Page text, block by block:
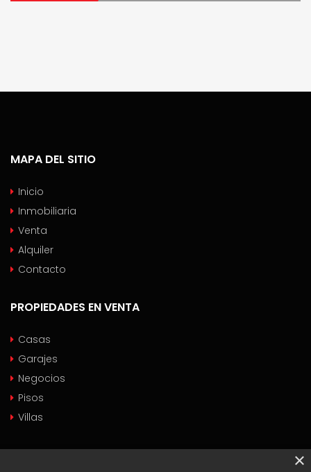
MAPA DEL SITIO
Inicio
Inmobiliaria
Venta
Alquiler
Contacto
PROPIEDADES EN VENTA
Casas
Garajes
Negocios
Pisos
Villas
×